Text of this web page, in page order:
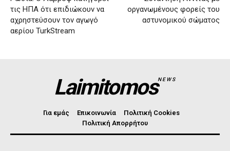
τις ΗΠΑ ότι επιδιώκουν να
αχρηστεύσουν τον αγωγό
αερίου TurkStream
οργανωμένους φορείς του
αστυνομικού σώματος
LaimitomosNEWS
Για εμάς Επικοινωνία
Πολιτική Cookies
Πολιτική Απορρήτου